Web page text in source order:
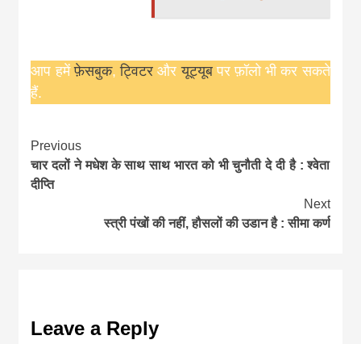
आप हमेंफ़ेसबुक,ट्विटरऔरयूट्यूबपर फ़ॉलो भी कर सकते
हैं.
Continue
Reading
Previous
चार दलों ने मधेश के साथ साथ भारत को भी चुनौती दे दी है : श्वेता
दीप्ति
Next
स्त्री पंखों की नहीं, हौसलों की उडान है : सीमा कर्ण
Leave a Reply